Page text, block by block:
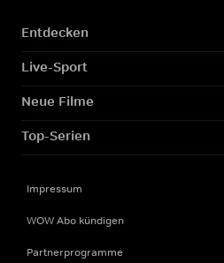
Entdecken
Live-Sport
Neue Filme
Top-Serien
Impressum
WOW Abo kündigen
Partnerprogramme